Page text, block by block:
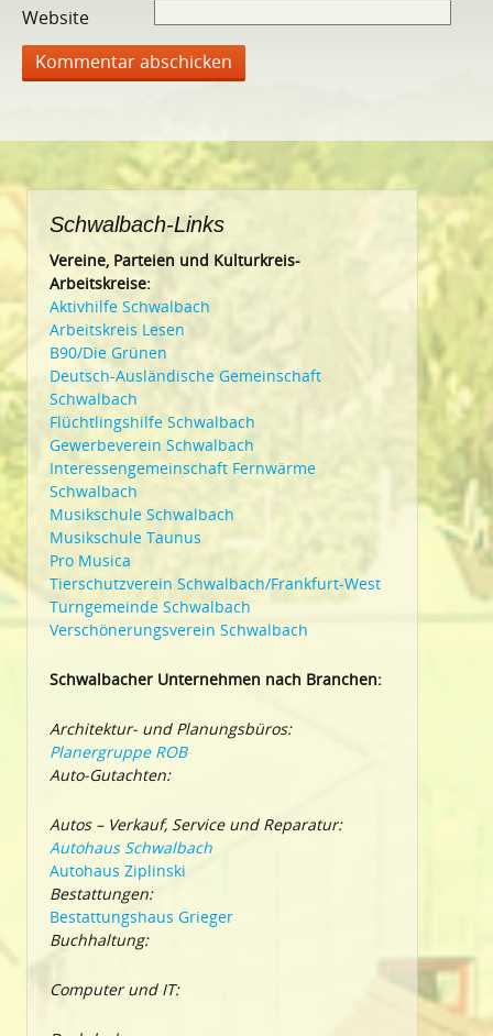
Website
Schwalbach-Links
Vereine, Parteien und Kulturkreis-
Arbeitskreise:
Aktivhilfe Schwalbach
Arbeitskreis Lesen
B90/Die Grünen
Deutsch-Ausländische Gemeinschaft
Schwalbach
Flüchtlingshilfe Schwalbach
Gewerbeverein Schwalbach
Interessengemeinschaft Fernwärme
Schwalbach
Musikschule Schwalbach
Musikschule Taunus
Pro Musica
Tierschutzverein Schwalbach/Frankfurt-West
Turngemeinde Schwalbach
Verschönerungsverein Schwalbach
Schwalbacher Unternehmen nach Branchen:
Architektur- und Planungsbüros:
Planergruppe ROB
Auto-Gutachten:
Autos – Verkauf, Service und Reparatur:
Autohaus Schwalbach
Autohaus Ziplinski
Bestattungen:
Bestattungshaus Grieger
Buchhaltung:
Computer und IT: